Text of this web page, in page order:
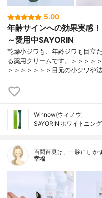
5.00
年齢サインへの効果実感
～愛用中SAYORIN
乾燥小ジワも、年齢ジワも目立
る薬用クリームです。＞＞＞＞
＞＞＞＞＞＞＞目元の小ジワや
Winnow(ウィノウ)
SAYORIN ホワイトニン
百聞百見は、一験にしか
幸福